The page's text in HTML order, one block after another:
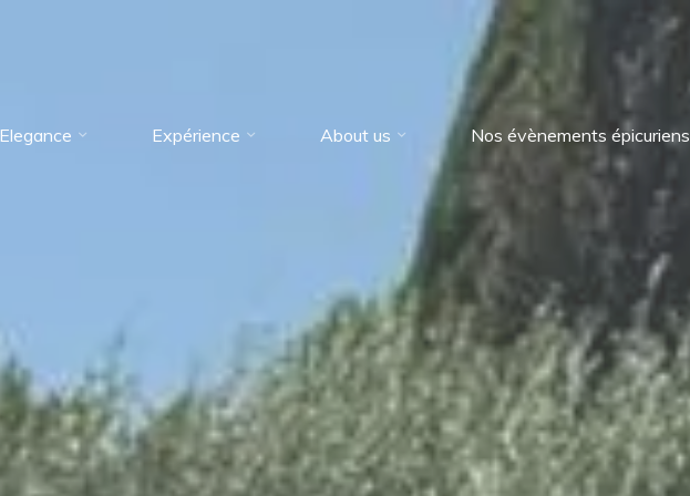
Elegance Expérience About us Nos évènements épicuriens